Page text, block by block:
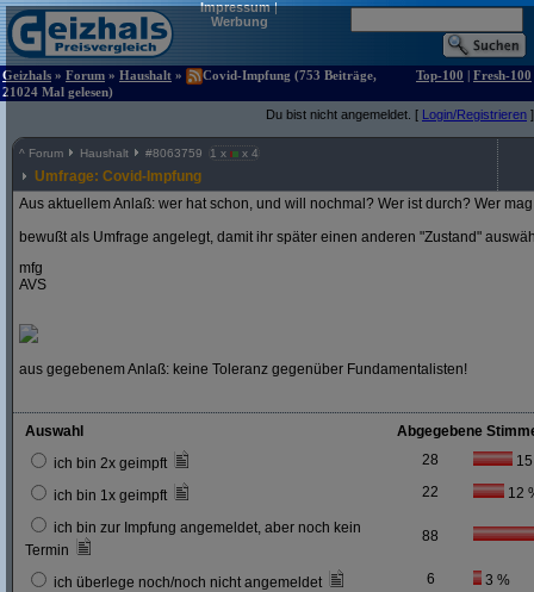
Impressum|
Werbung
Geizhals » Forum » Haushalt »
Covid-Impfung (753 Beiträge,
21024 Mal gelesen)
Top-100 | Fresh-100
Du bist nicht angemeldet. [ Login/Registrieren ]
^ Forum Haushalt #8063759 1 x x 4
Umfrage: Covid-Impfung
Aus aktuellem Anlaß: wer hat schon, und will nochmal? Wer ist durch? Wer
bewußt als Umfrage angelegt, damit ihr später einen anderen "Zustand"
mfg
AVS
aus gegebenem Anlaß: keine Toleranz gegenüber Fundamentalisten!
Auswahl
Abgegebene
ich bin 2x geimpft
28 15
ich bin 1x geimpft 22 12
ich bin zur Impfung angemeldet, aber noch kein
Termin
88
ich überlege noch/noch nicht angemeldet 6 3 %